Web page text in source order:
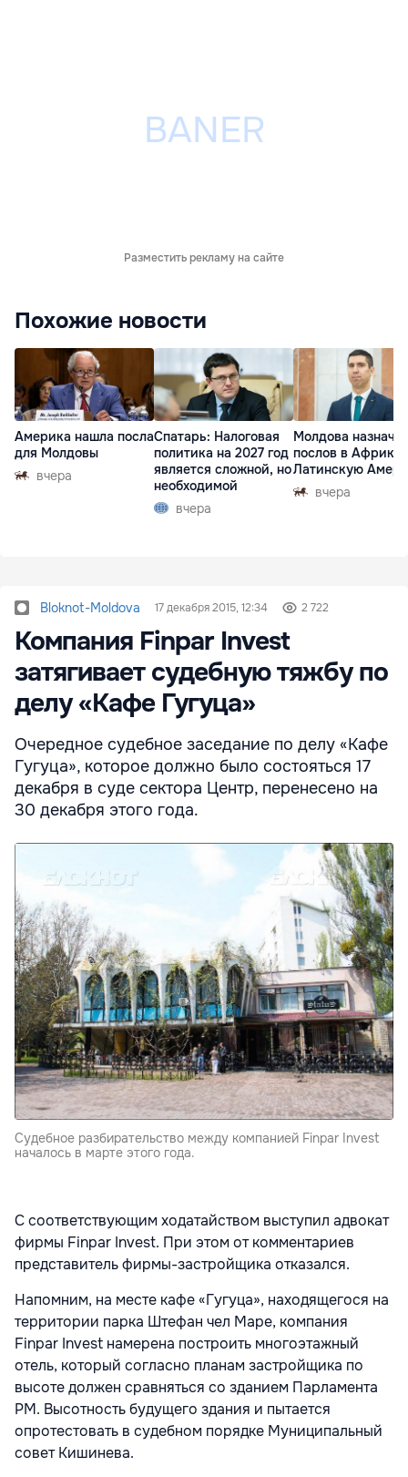
Разместить рекламу на сайте
Похожие новости
Америка нашла посла
для Молдовы
вчера
Спатарь: Налоговая
политика на 2027 год
является сложной, но
необходимой
вчера
Молдова
послов в Африку
Латинскую
вчера
Bloknot-Moldova 17 декабря 2015, 12:34 2 722
Компания Finpar Invest
затягивает судебную тяжбу по
делу «Кафе Гугуца»
Очередное судебное заседание по делу «Кафе
Гугуца», которое должно было состояться 17
декабря в суде сектора Центр, перенесено на
30 декабря этого года.
Судебное разбирательство между компанией Finpar Invest
началось в марте этого года.
С соответствующим ходатайством выступил адвокат
фирмы Finpar Invest. При этом от комментариев
представитель фирмы-застройщика отказался.
Напомним, на месте кафе «Гугуца», находящегося на
территории парка Штефан чел Маре, компания
Finpar Invest намерена построить многоэтажный
отель, который согласно планам застройщика по
высоте должен сравняться со зданием Парламента
РМ. Высотность будущего здания и пытается
опротестовать в судебном порядке Муниципальный
совет Кишинева.